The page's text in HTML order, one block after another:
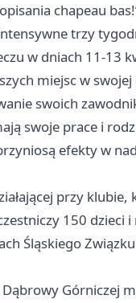
chapeau
trzy
w dniach 11-13
miejsc w
swoich
swoje prace i
efekty w
przy
150 dzieci i
Śląskiego
Górniczej